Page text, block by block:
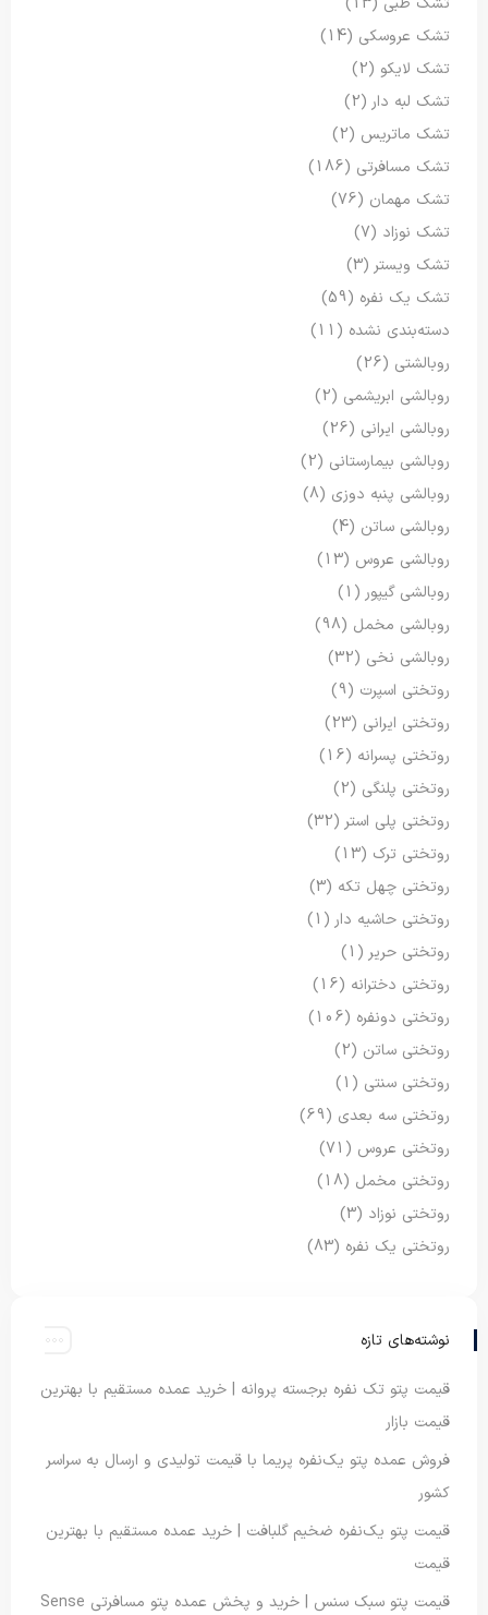
تشک عروسکی (14)
تشک لایکو (2)
تشک لبه دار (2)
تشک ماتریس (2)
تشک مسافرتی (186)
تشک مهمان (76)
تشک نوزاد (7)
تشک ویستر (3)
تشک یک نفره (59)
دسته‌بندی نشده (11)
روبالشتی (26)
روبالشی ابریشمی (2)
روبالشی ایرانی (26)
روبالشی بیمارستانی (2)
روبالشی پنبه دوزی (8)
روبالشی ساتن (4)
روبالشی عروس (13)
روبالشی گیپور (1)
روبالشی مخمل (98)
روبالشی نخی (32)
روتختی اسپرت (9)
روتختی ایرانی (23)
روتختی پسرانه (16)
روتختی پلنگی (2)
روتختی پلی استر (32)
روتختی ترک (13)
روتختی چهل تکه (3)
روتختی حاشیه دار (1)
روتختی حریر (1)
روتختی دخترانه (16)
روتختی دونفره (106)
روتختی ساتن (2)
روتختی سنتی (1)
روتختی سه بعدی (69)
روتختی عروس (71)
روتختی مخمل (18)
روتختی نوزاد (3)
روتختی یک نفره (83)
نوشته‌های تازه
قیمت پتو تک نفره برجسته پروانه | خرید عمده مستقیم با بهترین
قیمت بازار
فروش عمده پتو یک‌نفره پریما با قیمت تولیدی و ارسال به سراسر
کشور
قیمت پتو یک‌نفره ضخیم گلبافت | خرید عمده مستقیم با بهترین
قیمت
قیمت پتو سبک سنس | خرید و پخش عمده پتو مسافرتی Sense